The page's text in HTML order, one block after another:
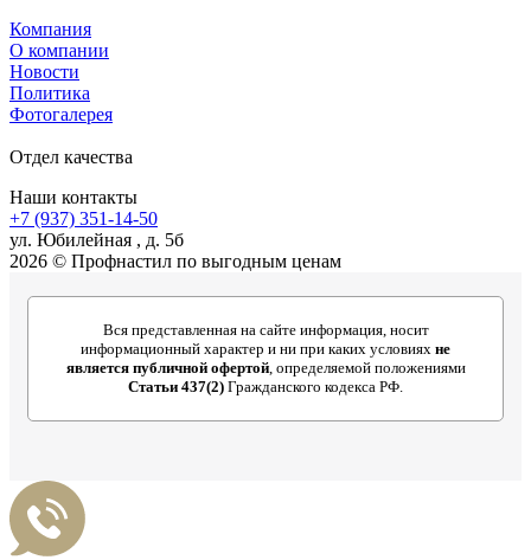
Компания
О компании
Новости
Политика
Фотогалерея
Отдел качества
Наши контакты
+7 (937) 351-14-50
ул. Юбилейная , д. 5б
2026 © Профнастил по выгодным ценам
Вся представленная на сайте информация, носит
информационный характер и ни при каких условиях не
является публичной офертой, определяемой положениями
Статьи 437(2) Гражданского кодекса РФ.